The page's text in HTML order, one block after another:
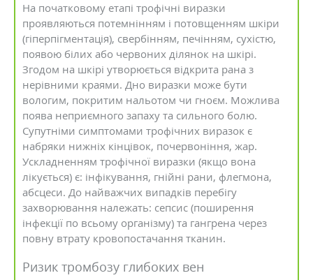
На початковому етапі трофічні виразки
проявляються потемнінням і потовщенням шкіри
(гіперпігментація), свербінням, печінням, сухістю,
появою білих або червоних ділянок на шкірі.
Згодом на шкірі утворюється відкрита рана з
нерівними краями. Дно виразки може бути
вологим, покритим нальотом чи гноєм. Можлива
поява неприємного запаху та сильного болю.
Супутніми симптомами трофічних виразок є
набряки нижніх кінцівок, почервоніння, жар.
Ускладненням трофічної виразки (якщо вона
лікується) є: інфікування, гнійні рани, флегмона,
абсцеси. До найважчих випадків перебігу
захворювання належать: сепсис (поширення
інфекції по всьому організму) та гангрена через
повну втрату кровопостачання тканин.
Ризик тромбозу глибоких вен